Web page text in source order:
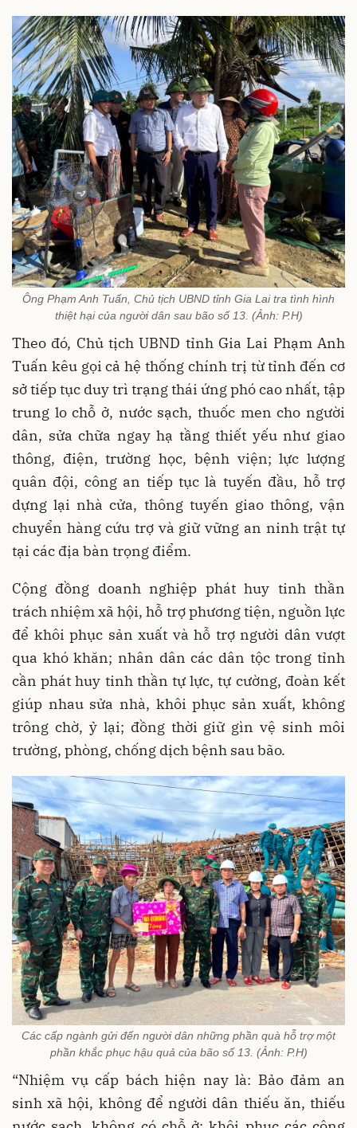
Ông Phạm Anh Tuấn, Chủ tịch UBND tỉnh Gia Lai tra tình hình
thiệt hại của người dân sau bão số 13. (Ảnh: P.H)
Theo đó, Chủ tịch UBND tỉnh Gia Lai Phạm Anh
Tuấn kêu gọi cả hệ thống chính trị từ tỉnh đến cơ
sở tiếp tục duy trì trạng thái ứng phó cao nhất, tập
trung lo chỗ ở, nước sạch, thuốc men cho người
dân, sửa chữa ngay hạ tầng thiết yếu như giao
thông, điện, trường học, bệnh viện; lực lượng
quân đội, công an tiếp tục là tuyến đầu, hỗ trợ
dựng lại nhà cửa, thông tuyến giao thông, vận
chuyển hàng cứu trợ và giữ vững an ninh trật tự
tại các địa bàn trọng điểm.
Cộng đồng doanh nghiệp phát huy tinh thần
trách nhiệm xã hội, hỗ trợ phương tiện, nguồn lực
để khôi phục sản xuất và hỗ trợ người dân vượt
qua khó khăn; nhân dân các dân tộc trong tỉnh
cần phát huy tinh thần tự lực, tự cường, đoàn kết
giúp nhau sửa nhà, khôi phục sản xuất, không
trông chờ, ỷ lại; đồng thời giữ gìn vệ sinh môi
trường, phòng, chống dịch bệnh sau bão.
Các cấp ngành gửi đến người dân những phần quà hỗ trợ một
phần khắc phục hậu quả của bão số 13. (Ảnh: P.H)
“Nhiệm vụ cấp bách hiện nay là: Bảo đảm an
sinh xã hội, không để người dân thiếu ăn, thiếu